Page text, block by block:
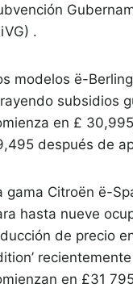
.
modelos ë-
subsidios
en £
después de
gama Citroën ë-
hasta nueve
de precio
en £31